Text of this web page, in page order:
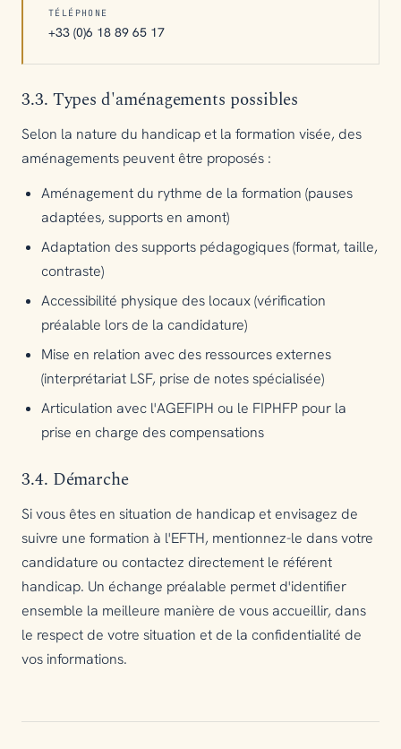
TÉLÉPHONE
+33 (0)6 18 89 65 17
3.3. Types d'aménagements possibles
Selon la nature du handicap et la formation visée, des
aménagements peuvent être proposés :
Aménagement du rythme de la formation (pauses
adaptées, supports en amont)
Adaptation des supports pédagogiques (format, taille,
contraste)
Accessibilité physique des locaux (vérification
préalable lors de la candidature)
Mise en relation avec des ressources externes
(interprétariat LSF, prise de notes spécialisée)
Articulation avec l'AGEFIPH ou le FIPHFP pour la
prise en charge des compensations
3.4. Démarche
Si vous êtes en situation de handicap et envisagez de
suivre une formation à l'EFTH, mentionnez-le dans votre
candidature ou contactez directement le référent
handicap. Un échange préalable permet d'identifier
ensemble la meilleure manière de vous accueillir, dans
le respect de votre situation et de la confidentialité de
vos informations.